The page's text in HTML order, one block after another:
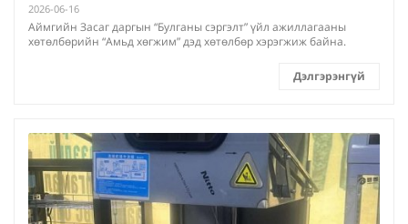
2026-06-16
Аймгийн Засаг даргын “Булганы сэргэлт” үйл ажиллагааны
хөтөлбөрийн “Амьд хөгжим” дэд хөтөлбөр хэрэгжиж байна.
Дэлгэрэнгүй